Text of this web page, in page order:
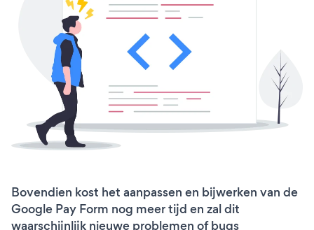
Bovendien kost het aanpassen en bijwerken van de
Google Pay Form nog meer tijd en zal dit
waarschijnlijk nieuwe problemen of bugs